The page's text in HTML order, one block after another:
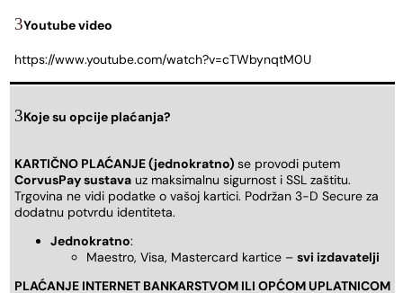
Youtube video
https://www.youtube.com/watch?v=cTWbynqtM0U
Koje su opcije plaćanja?
KARTIČNO PLAĆANJE (jednokratno) se provodi putem
CorvusPay sustava uz maksimalnu sigurnost i SSL zaštitu.
Trgovina ne vidi podatke o vašoj kartici. Podržan 3-D Secure za
dodatnu potvrdu identiteta.
Jednokratno:
Maestro, Visa, Mastercard kartice – svi izdavatelji
PLAĆANJE INTERNET BANKARSTVOM ILI OPĆOM UPLATNICOM